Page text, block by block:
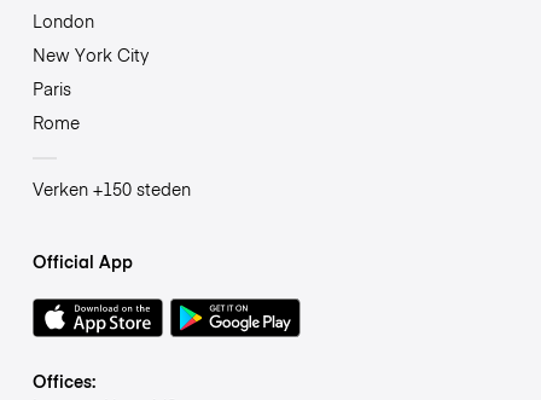
London
New York City
Paris
Rome
Verken +150 steden
Official App
Offices: